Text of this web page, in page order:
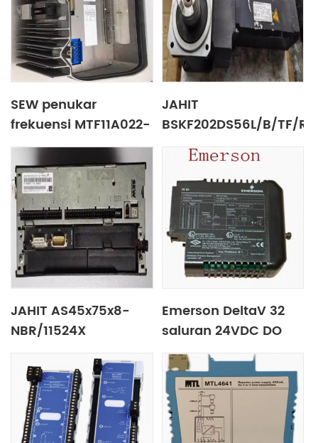
SEW penukar
frekuensi MTF11A022-
503-P10A-20
JAHIT
BSKF202DS56L/B/TF/
JAHIT AS45x75x8-
NBR/11524X
Emerson DeltaV 32
saluran 24VDC DO
modul KJ3204X1-BA1
VE4002S1T2B6